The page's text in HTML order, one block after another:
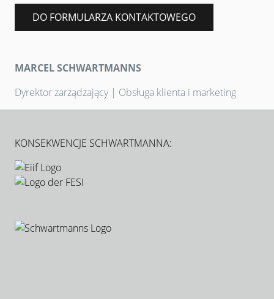
DO FORMULARZA KONTAKTOWEGO
MARCEL SCHWARTMANNS
Dyrektor zarządzający | Obsługa klienta i marketing
KONSEKWENCJE SCHWARTMANNA: